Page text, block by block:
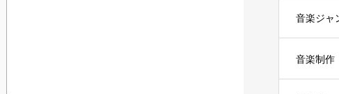
音楽ジャ
音楽制作